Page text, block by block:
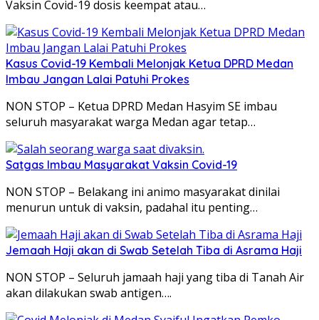
Vaksin Covid-19 dosis keempat atau…
Kasus Covid-19 Kembali Melonjak Ketua DPRD Medan
Imbau Jangan Lalai Patuhi Prokes
NON STOP – Ketua DPRD Medan Hasyim SE imbau
seluruh masyarakat warga Medan agar tetap…
Satgas Imbau Masyarakat Vaksin Covid-19
NON STOP – Belakang ini animo masyarakat dinilai
menurun untuk di vaksin, padahal itu penting…
Jemaah Haji akan di Swab Setelah Tiba di Asrama Haji
NON STOP – Seluruh jamaah haji yang tiba di Tanah Air
akan dilakukan swab antigen….